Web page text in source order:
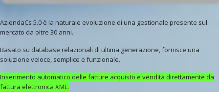
AziendaCs 5.0 è la naturale evoluzione di una gestionale presente sul
mercato da oltre 30 anni.
Basato su database relazionali di ultima generazione, fornisce una
soluzione veloce, semplice e funzionale.
Inserimento automatico delle fatture acquisto e vendita direttamente da
fattura elettronica XML.